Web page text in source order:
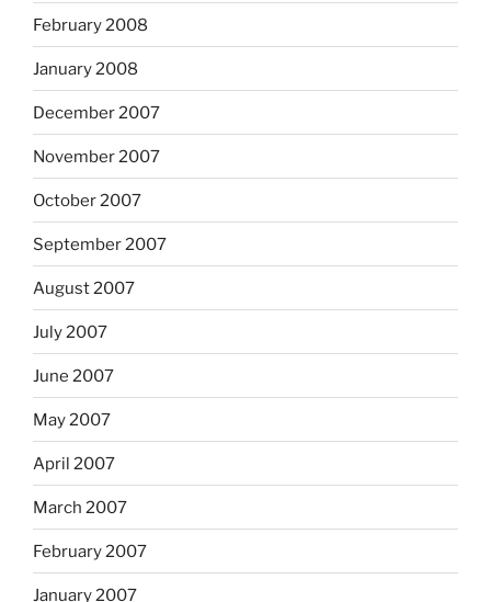
February 2008
January 2008
December 2007
November 2007
October 2007
September 2007
August 2007
July 2007
June 2007
May 2007
April 2007
March 2007
February 2007
January 2007